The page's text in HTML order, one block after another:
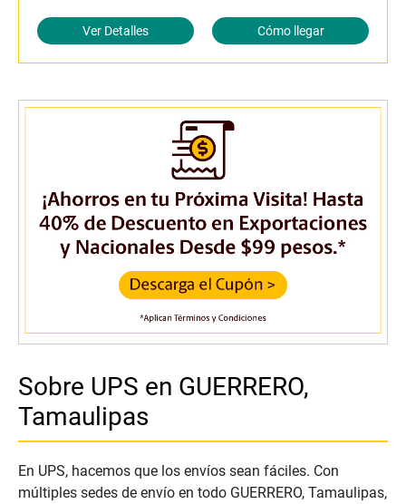
Ver Detalles Cómo llegar
Sobre UPS en GUERRERO,
Tamaulipas
En UPS, hacemos que los envíos sean fáciles. Con
múltiples sedes de envío en todo GUERRERO, Tamaulipas,